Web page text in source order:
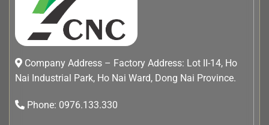
Company Address – Factory Address: Lot II-14, Ho
Nai Industrial Park, Ho Nai Ward, Dong Nai Province.
Phone: 0976.133.330